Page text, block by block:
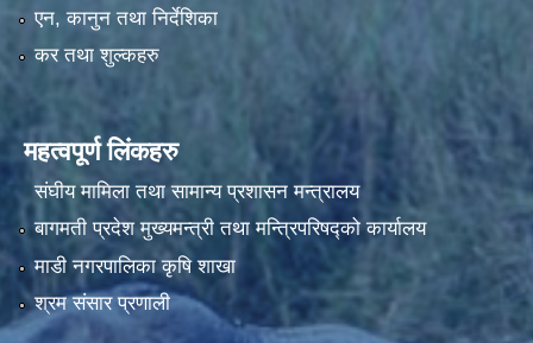
एन, कानुन तथा निर्देशिका
कर तथा शुल्कहरु
महत्वपूर्ण लिंकहरु
संघीय मामिला तथा सामान्य प्रशासन मन्त्रालय
बागमती प्रदेश मुख्यमन्त्री तथा मन्त्रिपरिषद्को कार्यालय
माडी नगरपालिका कृषि शाखा
श्रम संसार प्रणाली